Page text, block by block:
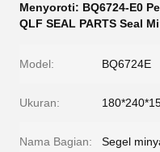
Menyoroti: BQ6724-E0
QLF SEAL PARTS Seal
Model: BQ6724E
Ukuran:
Nama Bagian: Segel